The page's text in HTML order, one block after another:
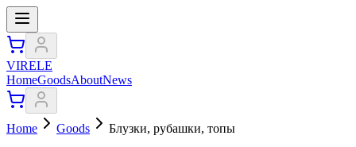
VIRELE
HomeGoodsAboutNews
Home Goods Блузки, рубашки, топы